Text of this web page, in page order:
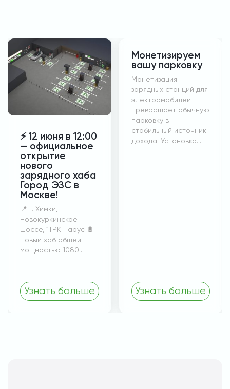
⚡️ 12 июня в 12:00
— официальное
открытие
нового
зарядного хаба
Город ЭЗС в
Москве!
📍 г. Химки,
Новокуркинское
шоссе, 1ТРК Парус 🔋
Новый хаб общей
мощностью 1080...
Узнать больше
Монетизируем
вашу парковку
Монетизация
зарядных станций для
электромобилей
превращает обычную
парковку в
стабильный источник
дохода. Установка...
Узнать больше